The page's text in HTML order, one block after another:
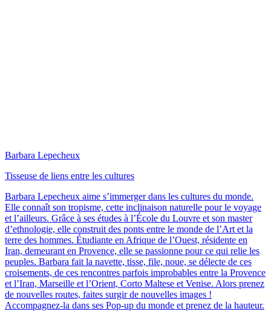
Barbara Lepecheux
Tisseuse de liens entre les cultures
Barbara Lepecheux aime s’immerger dans les cultures du monde.
Elle connaît son tropisme, cette inclinaison naturelle pour le voyage
et l’ailleurs. Grâce à ses études à l’École du Louvre et son master
d’ethnologie, elle construit des ponts entre le monde de l’Art et la
terre des hommes. Étudiante en Afrique de l’Ouest, résidente en
Iran, demeurant en Provence, elle se passionne pour ce qui relie les
peuples. Barbara fait la navette, tisse, file, noue, se délecte de ces
croisements, de ces rencontres parfois improbables entre la Provence
et l’Iran, Marseille et l’Orient, Corto Maltese et Venise. Alors prenez
de nouvelles routes, faites surgir de nouvelles images !
Accompagnez-la dans ses Pop-up du monde et prenez de la hauteur.